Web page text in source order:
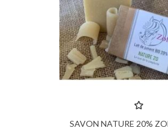
SAVON NATURE 20%